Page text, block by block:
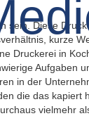
sein. Diese
kurze
Druckerei in
Aufgaben
in der
die das
vielmehr